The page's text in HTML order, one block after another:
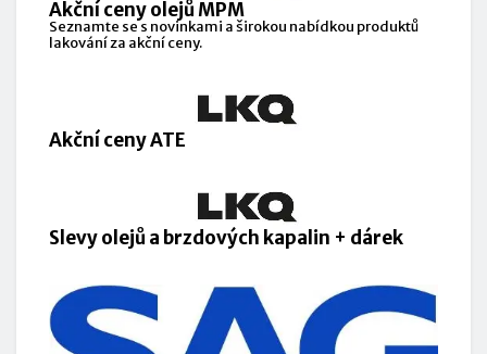
Akční ceny olejů MPM
Seznamte se s novinkami a širokou nabídkou produktů
lakování za akční ceny.
Akční ceny ATE
Slevy olejů a brzdových kapalin + dárek